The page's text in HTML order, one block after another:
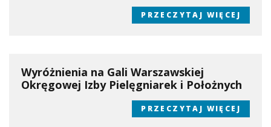
PRZECZYTAJ WIĘCEJ
Wyróżnienia na Gali Warszawskiej
Okręgowej Izby Pielęgniarek i Położnych
PRZECZYTAJ WIĘCEJ